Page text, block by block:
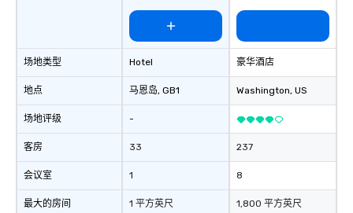
hire, and to your clients. Through
walk-around magic during cocktail
hours or intimate shows that blend
sleight-of-hand with personalized
storytelling, we energize your crowd
and spark real conversations. Want to
reinforce your company message? We
your logo, product, or mission is
seamlessly blended into the magic.
Planning a trade show? Let our
magicians draw in a crowd and leave
场地类型
地点
场地评级
客房
会议室
最大的房间
Hotel
马恩岛, GB1
-
33
1
1 平方英尺
豪华酒店
Washington, US
237
8
1,800 平方英尺